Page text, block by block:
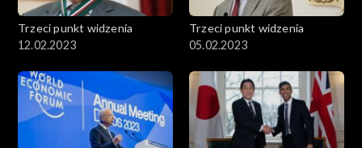
Trzeci punkt widzenia
12.02.2023
Trzeci punkt widzenia
05.02.2023